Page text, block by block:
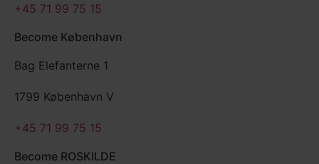
+45 71 99 75 15
Become København
Bag Elefanterne 1
1799 København V
+45 71 99 75 15
Become ROSKILDE